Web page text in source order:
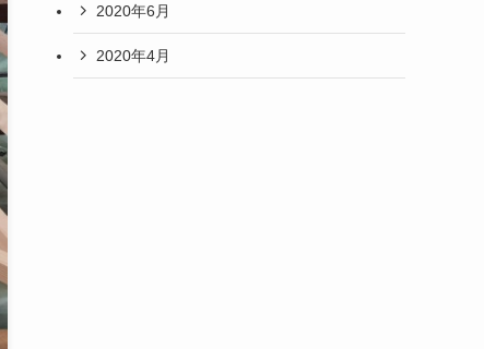
2020年6月
2020年4月